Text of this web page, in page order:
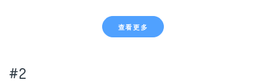
查看更多
#2